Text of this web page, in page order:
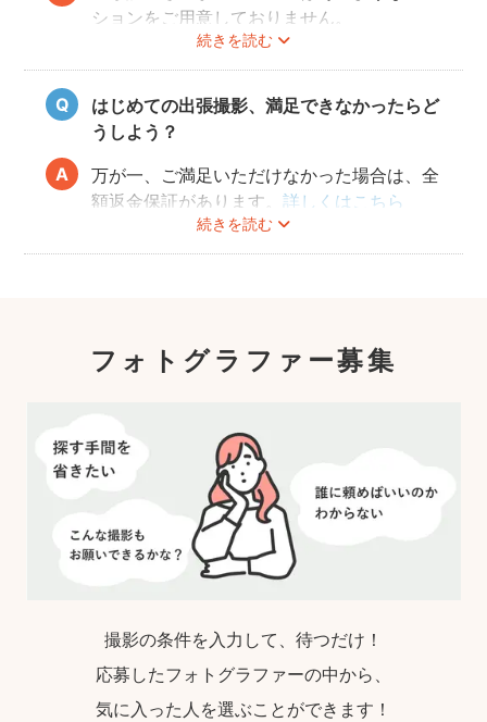
続きを読む
ションをご用意しておりません。
はじめての出張撮影、満足できなかったらど
うしよう？
続きを読む
万が一、ご満足いただけなかった場合は、全
額返金保証があります。詳しくはこちら
フォトグラファー募集
撮影の条件を入力して、待つだけ！
応募したフォトグラファーの中から、
気に入った人を選ぶことができます！